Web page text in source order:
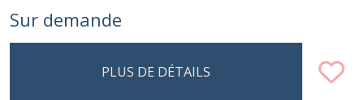
Sur demande
PLUS DE DÉTAILS